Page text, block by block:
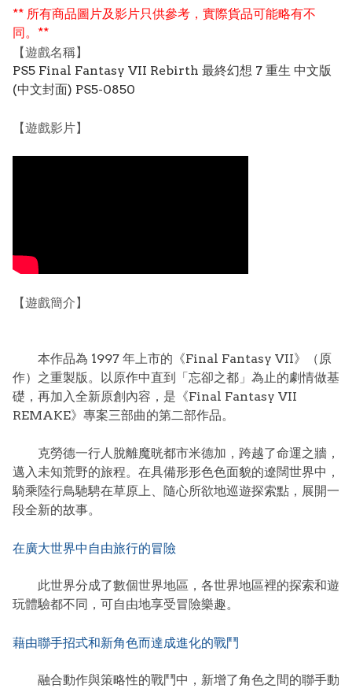
** 所有商品圖片及影片只供參考，實際貨品可能略有不
同。**
【遊戲名稱】
PS5 Final Fantasy VII Rebirth 最終幻想 7 重生 中文版
(中文封面) PS5-0850
【遊戲影片】
【遊戲簡介】
本作品為 1997 年上市的《Final Fantasy VII》（原
作）之重製版。以原作中直到「忘卻之都」為止的劇情做基
礎，再加入全新原創內容，是《Final Fantasy VII
REMAKE》專案三部曲的第二部作品。
克勞德一行人脫離魔晄都市米德加，跨越了命運之牆，
邁入未知荒野的旅程。在具備形形色色面貌的遼闊世界中，
騎乘陸行鳥馳騁在草原上、隨心所欲地巡遊探索點，展開一
段全新的故事。
在廣大世界中自由旅行的冒險
此世界分成了數個世界地區，各世界地區裡的探索和遊
玩體驗都不同，可自由地享受冒險樂趣。
藉由聯手招式和新角色而達成進化的戰鬥
融合動作與策略性的戰鬥中，新增了角色之間的聯手動